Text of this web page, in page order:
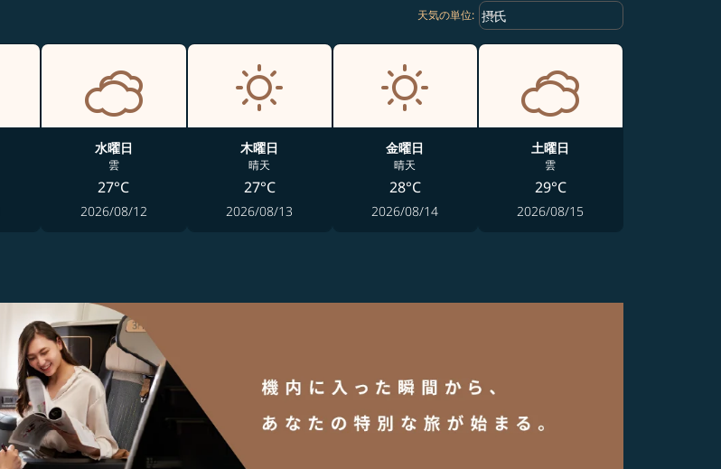
天気の単位: Weather unit option 摂氏 Selected
摂氏
keyboard_arrow_down
水曜日
雲
27°C
2026/08/12
木曜日
晴天
27°C
2026/08/13
金曜日
晴天
28°C
2026/08/14
土曜日
雲
29°C
2026/08/15